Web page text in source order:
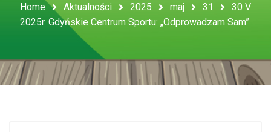
Home Aktualności 2025 maj 31
30 V
2025r. Gdyńskie Centrum Sportu: „Odprowadzam Sam”.